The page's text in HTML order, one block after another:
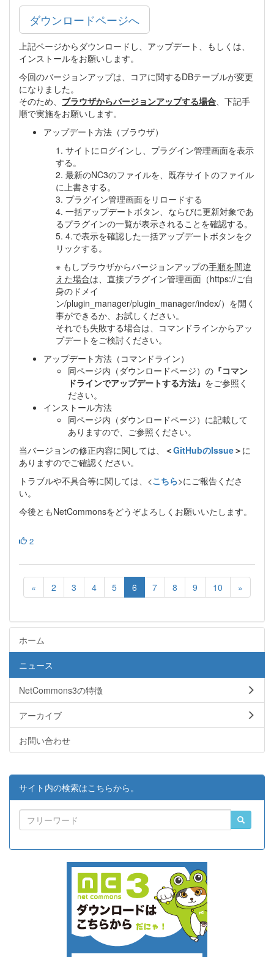
ダウンロードページへ
上記ページからダウンロードし、アップデート、もしくは、
インストールをお願いします。
今回のバージョンアップは、コアに関するDBテーブルが変更
になりました。
そのため、 ブラウザからバージョンアップする場合 、下記手
順で実施をお願いします。
アップデート方法（ブラウザ）
1. サイトにログインし、プラグイン管理画面を表示
する。
2. 最新のNC3のファイルを、既存サイトのファイル
に上書きする。
3. プラグイン管理画面をリロードする
4. 一括アップデートボタン、ならびに更新対象であ
るプラグインの一覧が表示されることを確認する。
5. 4.で表示を確認した一括アップデートボタンをク
リックする。
※ もしブラウザからバージョンアップの手順を間違
えた場合は、直接プラグイン管理画面（https://ご自
身のドメイ
ン/plugin_manager/plugin_manager/index/）を開く
事ができるか、お試しください。
それでも失敗する場合は、コマンドラインからアッ
プデートをご検討ください。
アップデート方法（コマンドライン）
同ページ内（ダウンロードページ）の 『コマン
ドラインでアップデートする方法』 をご参照く
ださい。
インストール方法
同ページ内（ダウンロードページ）に記載して
ありますので、ご参照ください。
当バージョンの修正内容に関しては、
＜GitHubのIssue＞ に
ありますのでご確認ください。
トラブルや不具合等に関しては、<こちら>にご報告くださ
い。
今後ともNetCommonsをどうぞよろしくお願いいたします。
2
« 2 3 4 5 6 7 8 9 10 »
ホーム
ニュース
NetCommons3の特徴
アーカイブ
お問い合わせ
サイト内の検索はこちらから。